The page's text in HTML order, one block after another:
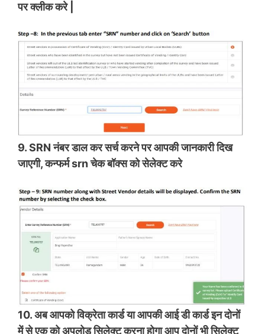
पर क्लीक करे |
9. SRN नंबर डाल कर सर्च करने पर आपकी जानकारी दिख
जाएगी, कन्फर्म srn चेक बॉक्स को सेलेक्ट करे
10. अब आपको विक्रेता कार्ड या आपकी आई डी कार्ड इन दोनों
में से एक को अपलोड सिलेक्ट करना होगा आप दोनों भी सिलेक्ट